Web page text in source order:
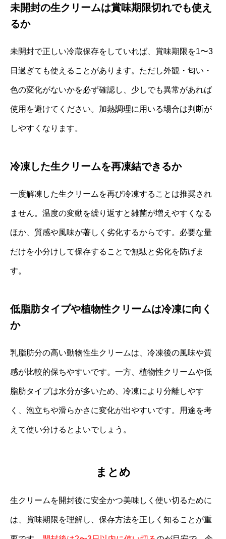
未開封の生クリームは賞味期限切れでも使え
るか
未開封で正しい冷蔵保存をしていれば、賞味期限を1〜3
日過ぎても使えることがあります。ただし外観・匂い・
色の変化がないかを必ず確認し、少しでも異常があれば
使用を避けてください。加熱調理に用いる場合は判断が
しやすくなります。
冷凍した生クリームを再凍結できるか
一度解凍した生クリームを再び冷凍することは推奨され
ません。温度の変動を繰り返すと雑菌が増えやすくなる
ほか、質感や風味が著しく劣化するからです。必要な量
だけを小分けして保存することで無駄と劣化を防げま
す。
低脂肪タイプや植物性クリームは冷凍に向く
か
乳脂肪分の高い動物性生クリームは、冷凍後の風味や質
感が比較的保ちやすいです。一方、植物性クリームや低
脂肪タイプは水分が多いため、冷凍により分離しやす
く、泡立ちや滑らかさに変化が出やすいです。用途を考
えて使い分けるとよいでしょう。
まとめ
生クリームを開封後に安全かつ美味しく使い切るために
は、賞味期限を理解し、保存方法を正しく知ることが重